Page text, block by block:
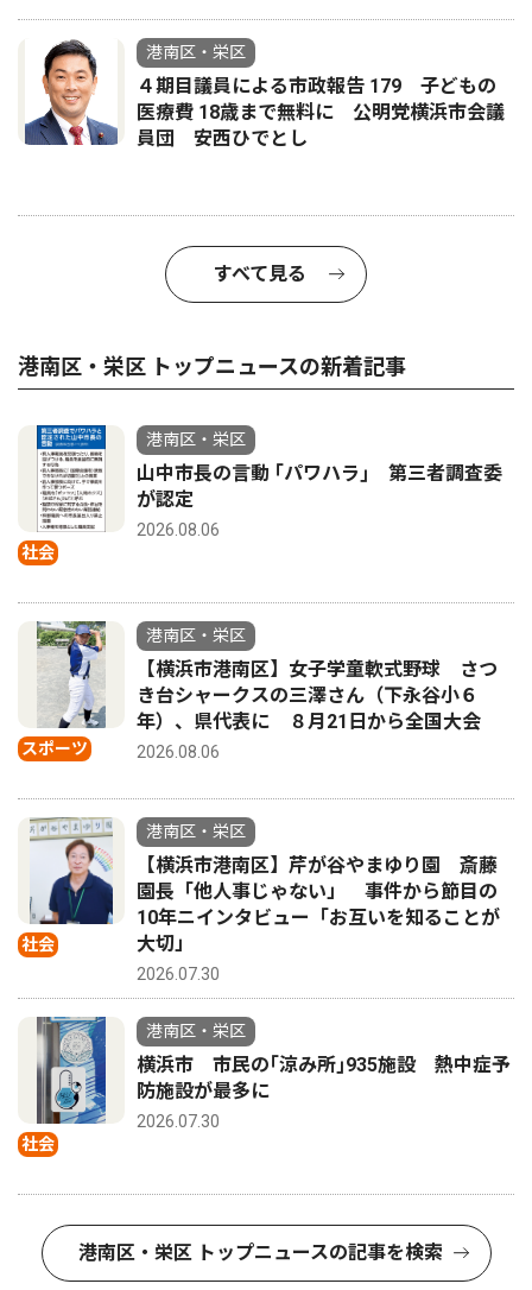
港南区・栄区
４期目議員による市政報告 179 子どもの
医療費 18歳まで無料に 公明党横浜市会議
員団 安西ひでとし
すべて見る
港南区・栄区 トップニュースの新着記事
社会
港南区・栄区
山中市長の言動 ｢パワハラ｣ 第三者調査委
が認定
2026.08.06
スポーツ
港南区・栄区
【横浜市港南区】女子学童軟式野球 さつ
き台シャークスの三澤さん（下永谷小６
年）、県代表に ８月21日から全国大会
2026.08.06
社会
港南区・栄区
【横浜市港南区】芹が谷やまゆり園 斎藤
園長「他人事じゃない」 事件から節目の
10年ニインタビュー「お互いを知ることが
大切」
2026.07.30
社会
港南区・栄区
横浜市 市民の｢涼み所｣935施設 熱中症予
防施設が最多に
2026.07.30
港南区・栄区 トップニュースの記事を検索